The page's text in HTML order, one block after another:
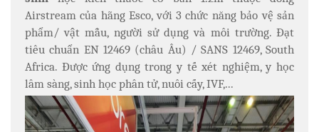
Airstream của hãng Esco, với 3 chức năng bảo vệ sản
phẩm/ vật mẫu, người sử dụng và môi trường. Đạt
tiêu chuẩn EN 12469 (châu Âu) / SANS 12469, South
Africa. Được ứng dụng trong y tế xét nghiệm, y học
lâm sàng, sinh học phân tử, nuôi cấy, IVF,...